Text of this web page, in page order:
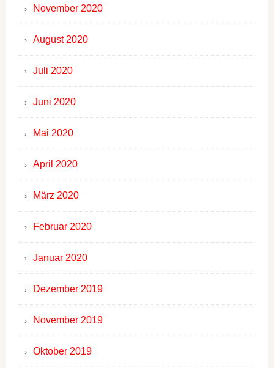
November 2020
August 2020
Juli 2020
Juni 2020
Mai 2020
April 2020
März 2020
Februar 2020
Januar 2020
Dezember 2019
November 2019
Oktober 2019